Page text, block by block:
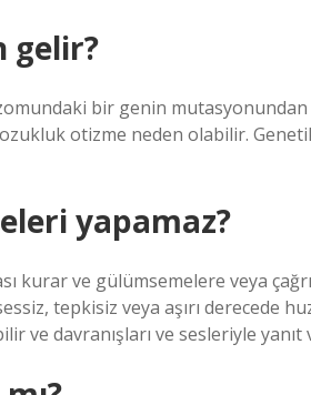
gelir?
bir genin mutasyonundan
otizme neden olabilir.
yapamaz?
kurar ve gülümsemelere veya
tepkisiz veya aşırı derecede
ve davranışları ve sesleriyle yanıt